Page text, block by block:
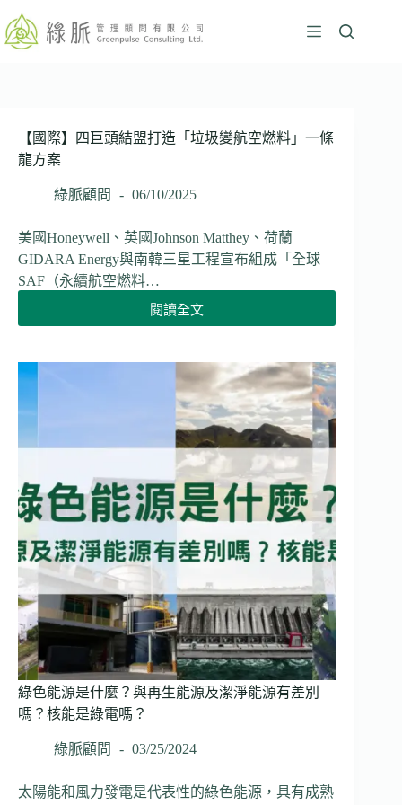
至
【國際】四巨頭結盟打造「垃圾變航空燃料」一條
龍方案
綠脈顧問 06/10/2025
美國Honeywell、英國Johnson Matthey、荷蘭
GIDARA Energy與南韓三星工程宣布組成「全球
SAF（永續航空燃料…
閱讀全文
【國
巨
頭
結
盟
打
造
「垃
圾
變
航
空
料」
一
條
龍
方
案
綠色能源是什麼？與再生能源及潔淨能源有差別
嗎？核能是綠電嗎？
綠脈顧問 03/25/2024
太陽能和風力發電是代表性的綠色能源，具有成熟